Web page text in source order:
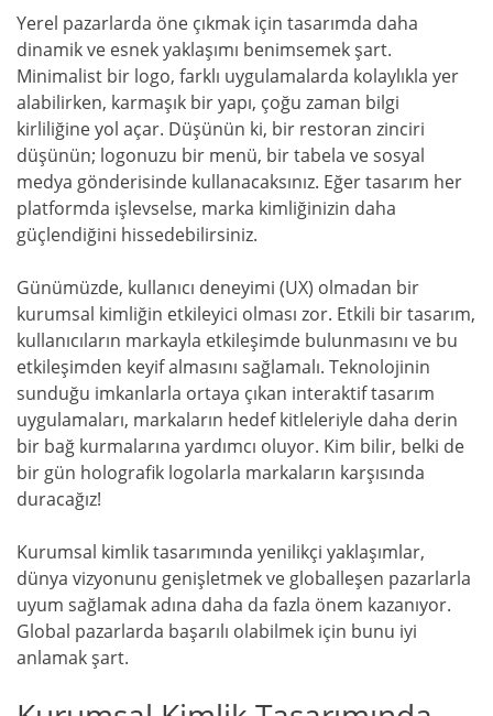
Yerel pazarlarda öne çıkmak için tasarımda daha
dinamik ve esnek yaklaşımı benimsemek şart.
Minimalist bir logo, farklı uygulamalarda kolaylıkla yer
alabilirken, karmaşık bir yapı, çoğu zaman bilgi
kirliliğine yol açar. Düşünün ki, bir restoran zinciri
düşünün; logonuzu bir menü, bir tabela ve sosyal
medya gönderisinde kullanacaksınız. Eğer tasarım her
platformda işlevselse, marka kimliğinizin daha
güçlendiğini hissedebilirsiniz.
Günümüzde, kullanıcı deneyimi (UX) olmadan bir
kurumsal kimliğin etkileyici olması zor. Etkili bir tasarım,
kullanıcıların markayla etkileşimde bulunmasını ve bu
etkileşimden keyif almasını sağlamalı. Teknolojinin
sunduğu imkanlarla ortaya çıkan interaktif tasarım
uygulamaları, markaların hedef kitleleriyle daha derin
bir bağ kurmalarına yardımcı oluyor. Kim bilir, belki de
bir gün holografik logolarla markaların karşısında
duracağız!
Kurumsal kimlik tasarımında yenilikçi yaklaşımlar,
dünya vizyonunu genişletmek ve globalleşen pazarlarla
uyum sağlamak adına daha da fazla önem kazanıyor.
Global pazarlarda başarılı olabilmek için bunu iyi
anlamak şart.